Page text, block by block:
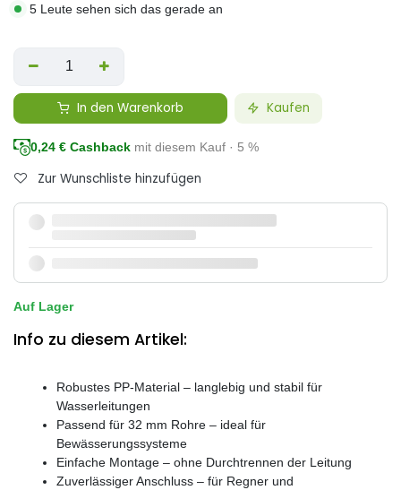
5 Leute sehen sich das gerade an
In den Warenkorb Kaufen
0,24 € Cashback mit diesem Kauf · 5 %
Zur Wunschliste hinzufügen
Auf Lager
Info zu diesem Artikel:
Robustes PP-Material – langlebig und stabil für
Wasserleitungen
Passend für 32 mm Rohre – ideal für
Bewässerungssysteme
Einfache Montage – ohne Durchtrennen der Leitung
Zuverlässiger Anschluss – für Regner und